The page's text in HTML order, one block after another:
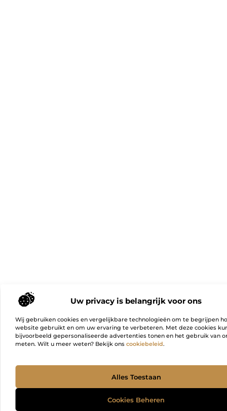
Uw privacy is belangrijk voor ons
Wij gebruiken cookies en vergelijkbare technologieën om te begrijpen
website gebruikt en om uw ervaring te verbeteren. Met deze cookies
bijvoorbeeld gepersonaliseerde advertenties tonen en het gebruik van
meten. Wilt u meer weten? Bekijk ons cookiebeleid.
Alles Toestaan
Cookies Beheren